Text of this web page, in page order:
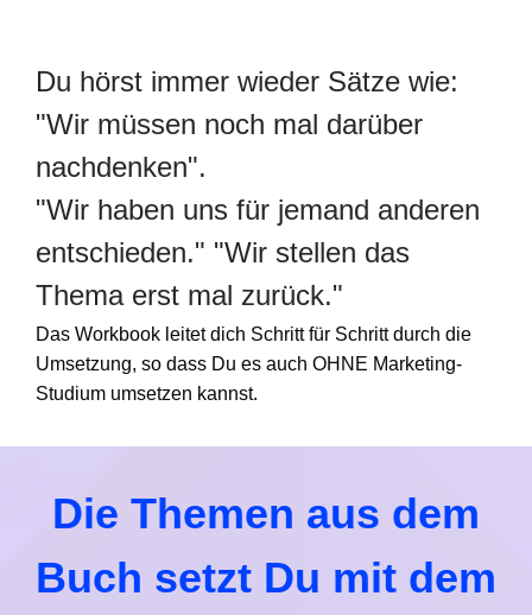
Du hörst immer wieder Sätze wie:
"Wir müssen noch mal darüber
nachdenken".
"Wir haben uns für jemand anderen
entschieden." "Wir stellen das
Thema erst mal zurück."
Das Workbook leitet dich Schritt für Schritt durch die
Umsetzung, so dass Du es auch OHNE Marketing-
Studium umsetzen kannst.
Die Themen aus dem
Buch setzt Du mit dem